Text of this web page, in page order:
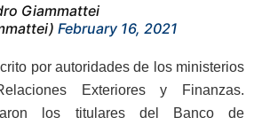
Giammattei
February 16, 2021
por autoridades de los ministerios
Exteriores y Finanzas.
los titulares del Banco de